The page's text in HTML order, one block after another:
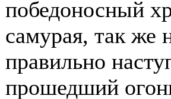
победоносный
самурая, так же
правильно
прошедший